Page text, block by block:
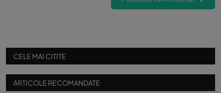
CELE MAI CITITE
ARTICOLE RECOMANDATE